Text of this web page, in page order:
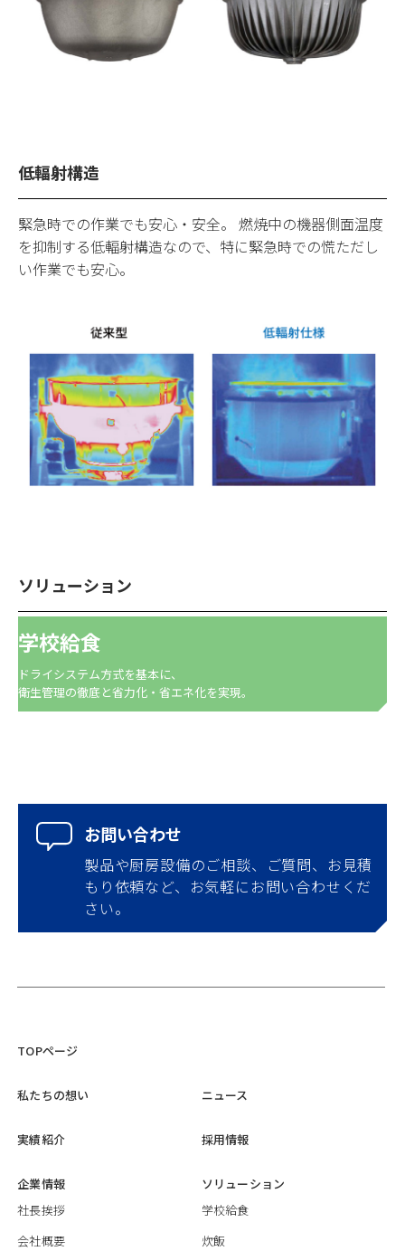
低輻射構造
緊急時での作業でも安心・安全。 燃焼中の機器側面温度
を抑制する低輻射構造なので、特に緊急時での慌ただし
い作業でも安心。
ソリューション
学校給食
ドライシステム方式を基本に、
衛生管理の徹底と省力化・省エネ化を実現。
お問い合わせ
製品や厨房設備のご相談、ご質問、お見積
もり依頼など、お気軽にお問い合わせくだ
さい。
TOPページ
私たちの想い ニュース
実績紹介 採用情報
企業情報
社長挨拶
会社概要
ソリューション
学校給食
炊飯